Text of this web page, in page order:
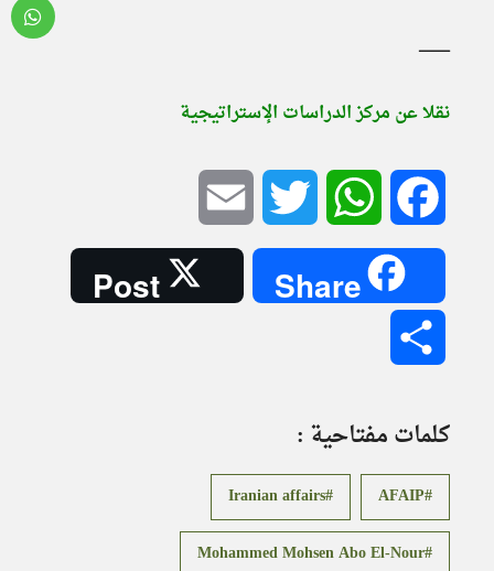
ــــــــــــــ
نقلا عن مركز الدراسات الإستراتيجية
Facebook
WhatsApp
Twitter
Share
Post
كلمات مفتاحية :
AFAIP
Iranian affairs
Mohammed Mohsen Abo El-Nour